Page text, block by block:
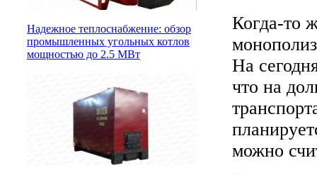
Надежное теплоснабжение: обзор
промышленных угольных котлов
мощностью до 2.5 МВт
Когда-то
На
что на
можно